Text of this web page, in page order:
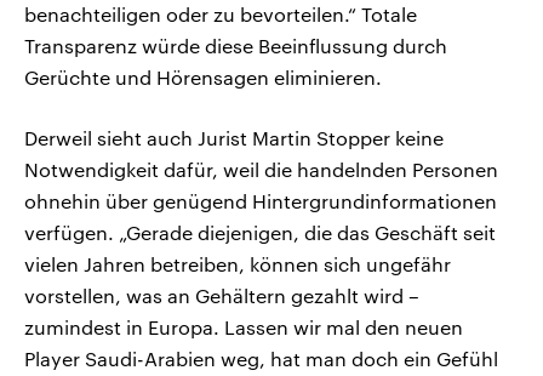
benachteiligen oder zu bevorteilen.“ Totale
Transparenz würde diese Beeinflussung durch
Gerüchte und Hörensagen eliminieren.
Derweil sieht auch Jurist Martin Stopper keine
Notwendigkeit dafür, weil die handelnden Personen
ohnehin über genügend Hintergrundinformationen
verfügen. „Gerade diejenigen, die das Geschäft seit
vielen Jahren betreiben, können sich ungefähr
vorstellen, was an Gehältern gezahlt wird –
zumindest in Europa. Lassen wir mal den neuen
Player Saudi-Arabien weg, hat man doch ein Gefühl